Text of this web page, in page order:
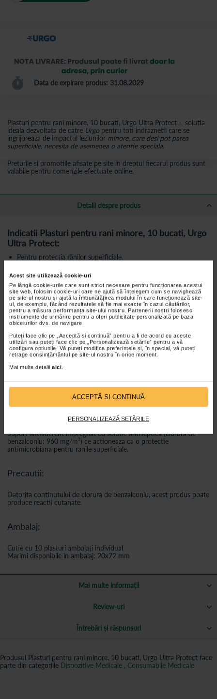
Acest site utilizează cookie-uri
Pe lângă cookie-urile care sunt strict necesare pentru funcționarea acestui
site web, folosim cookie-uri care ne ajută să înțelegem cum se navighează
pe site-ul nostru și ajută la îmbunătățirea modului în care funcționează site-
ul, de exemplu, făcând rezultatele să fie mai exacte în cazul căutărilor,
pentru a măsura performanța site-ului nostru. Partenerii noștri folosesc
instrumente de urmărire pentru a oferi publicitate personalizată pe baza
obiceiurilor dvs. de navigare.
Puteți face clic pe „Acceptă si continuă” pentru a fi de acord cu aceste
utilizări sau puteți face clic pe „Personalizează setările” pentru a vă
configura opțiunile. Vă puteți modifica preferințele și, în special, vă puteți
retrage consimțământul pe site-ul nostru în orice moment.
Mai multe detalii aici.
ACCEPTĂ SI CONTINUĂ
PERSONALIZEAZĂ SETĂRILE
Data de expirare produs: 31.08.2029
Plasturi pentru rani minore, 10 bucati, Urgo Ultra Protect - solutia
ideala dezvoltata de catre Urgo pentru toti indraznetii care se
ingrijoreaza de impactul leziunilor minore, care desi pot parea
superficiale, necesita de asemenea o atentie speciala.
Preturile si promotiile afisate pe site in dreptul fiecarui produs sunt
valabile pentru comenzile efectuate online.
Detalii despre produs
Indicatii Plasturi pentru rani minore, 10 bucati, Urgo
Ultra Protect:
Pentru protecția rănilor superficiale.
pielii, ce protejează pielea de lovituri uşoare şi fricţiuni.
Instructiuni de utilizare:
Curatati, dezinfectati, clatiti si uscati bine rana si zona
inconjuratoare.
Aplicati cu grija plasturele si neteziti marginile.
Schimbati plasturele de cel putin doua ori pe zi.
Suport antiaderent impregnat cu solutie antiseptica (clorura de
benzalconiu: 960 mg/m²) ce actioneaza ca o protectie
antimicrobiana pentru ranile superficiale.
Precautii:
Datorita continutului de clorura de benzalconiu, acest produs poate
produce reactii cutanate.
Ambalaj:
Cutie cu 10 plasturi ambalați individual
Marimi disponibile in ambalaj: 20x72 mm
Mai multe informații
Review-uri
Întrebări și răspunsuri
Produsul Plasturi pentru rani minore, 10 bucati, Urgo Ultra Protect face
parte din categoriile Dispozitive Medicale , Consumabile Medicale